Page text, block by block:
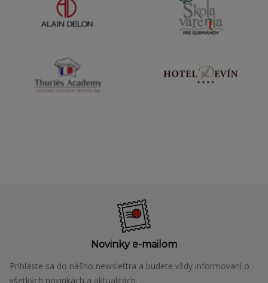
Novinky e-mailom
Prihláste sa do nášho newslettra a budete vždy informovaní o
všetkých novinkách a aktualitách.